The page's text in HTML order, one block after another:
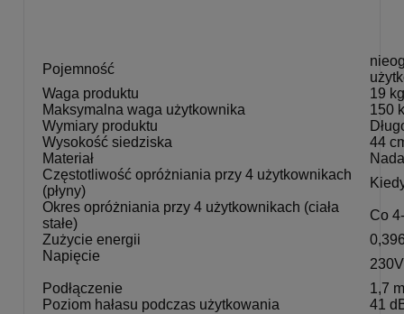
Pojemność
Waga produktu
19 kg
Maksymalna waga użytkownika
150
Wymiary produktu
Wysokość siedziska
44
Materiał
Częstotliwość opróżniania przy 4 użytkownikach
(płyny)
Okres opróżniania przy 4 użytkownikach (ciała
stałe)
Co
Zużycie energii
Napięcie
Podłączenie
1,7
Poziom hałasu podczas użytkowania
41